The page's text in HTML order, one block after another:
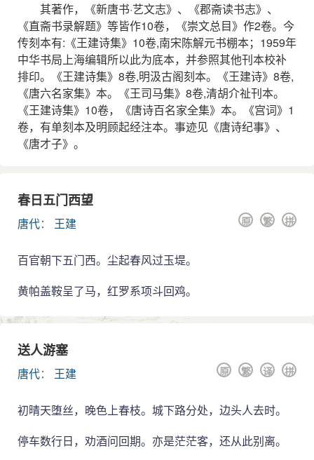
其著作，《新唐书·艺文志》、《郡斋读书志》、
《直斋书录解题》等皆作10卷，《崇文总目》作2卷。今
传刻本有:《王建诗集》10卷,南宋陈解元书棚本；1959年
中华书局上海编辑所以此为底本，并参照其他刊本校补
排印。《王建诗集》8卷,明汲古阁刻本。《王建诗》8卷,
《唐六名家集》本。《王司马集》8卷,清胡介祉刊本。
《王建诗集》10卷，《唐诗百名家全集》本。《宫词》1
卷，有单刻本及明顾起经注本。事迹见《唐诗纪事》、
《唐才子》。
春日五门西望
唐代： 王建 拼
繁
原
百官朝下五门西。尘起春风过玉堤。
黄帕盖鞍呈了马，红罗系项斗回鸡。
送人游塞
唐代： 王建 拼
译
繁
原
初晴天堕丝，晚色上春枝。城下路分处，边头人去时。
停车数行日，劝酒问回期。亦是茫茫客，还从此别离。